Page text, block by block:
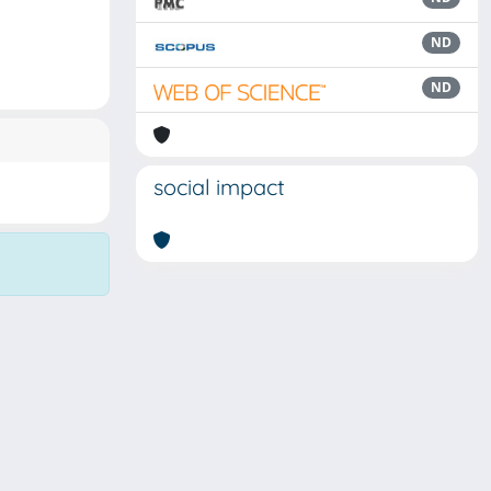
ND
ND
social impact